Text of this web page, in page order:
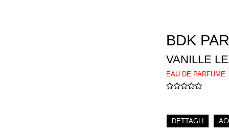
BDK
VANILLE
EAU DE PARFUME
DETTAGLI